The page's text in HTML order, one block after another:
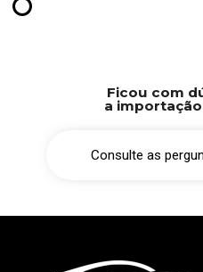
Ficou com
a
Consulte as